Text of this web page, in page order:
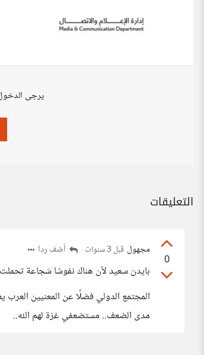
يرجى
التعليقات
0
مجهول قبل 3 سنوات أضف ردا
بايدن سعيد لأن هناك نفوسًا شجاعة
المجتمع الدولي فضلًا عن المعنيين العرب
مدى الضعف.. مستضعفي غزة لهم الله..